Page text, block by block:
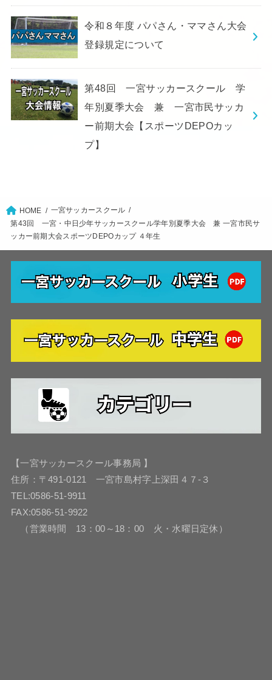
令和８年度 パパさん・ママさん大会
登録規定について
第48回 一宮サッカースクール 学
年別夏季大会 兼 一宮市民サッカ
ー前期大会【スポーツDEPOカッ
プ】
HOME
一宮サッカースクール
第43回 一宮・中日少年サッカースクール学年別夏季大会 兼 一宮市民サ
ッカー前期大会スポーツDEPOカップ ４年生
【一宮サッカースクール事務局 】
住所：〒491-0121 一宮市島村字上深田４７-３
TEL:0586-51-9911
FAX:0586-51-9922
（営業時間 13：00～18：00 火・水曜日定休）